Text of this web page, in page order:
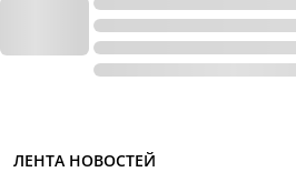
ЛЕНТА НОВОСТЕЙ